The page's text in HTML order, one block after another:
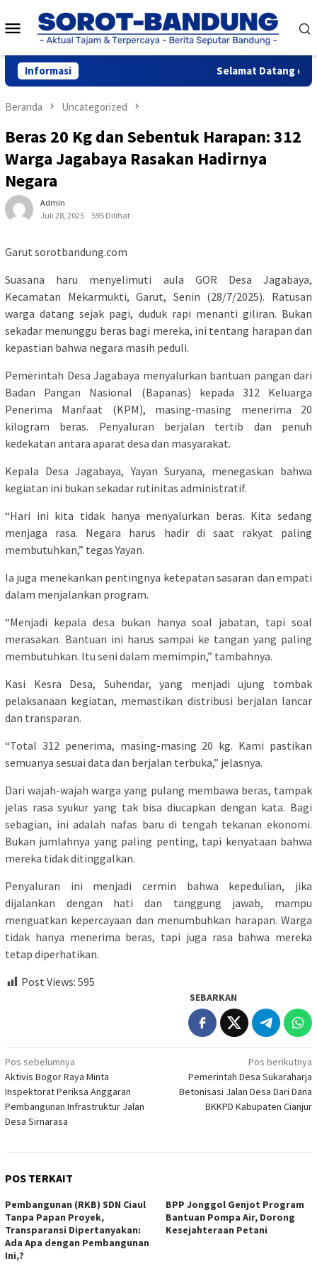
ke
konten
Menu
Mobile
Informasi Selamat Datang di
Beranda Uncategorized
Beras 20 Kg dan Sebentuk Harapan: 312
Warga Jagabaya Rasakan Hadirnya
Negara
Admin
Juli 28, 2025
595 Dilihat
Garut sorotbandung.com
Suasana haru menyelimuti aula GOR Desa Jagabaya,
Kecamatan Mekarmukti, Garut, Senin (28/7/2025). Ratusan
warga datang sejak pagi, duduk rapi menanti giliran. Bukan
sekadar menunggu beras bagi mereka, ini tentang harapan dan
kepastian bahwa negara masih peduli.
Pemerintah Desa Jagabaya menyalurkan bantuan pangan dari
Badan Pangan Nasional (Bapanas) kepada 312 Keluarga
Penerima Manfaat (KPM), masing-masing menerima 20
kilogram beras. Penyaluran berjalan tertib dan penuh
kedekatan antara aparat desa dan masyarakat.
Kepala Desa Jagabaya, Yayan Suryana, menegaskan bahwa
kegiatan ini bukan sekadar rutinitas administratif.
“Hari ini kita tidak hanya menyalurkan beras. Kita sedang
menjaga rasa. Negara harus hadir di saat rakyat paling
membutuhkan,” tegas Yayan.
Ia juga menekankan pentingnya ketepatan sasaran dan empati
dalam menjalankan program.
“Menjadi kepala desa bukan hanya soal jabatan, tapi soal
merasakan. Bantuan ini harus sampai ke tangan yang paling
membutuhkan. Itu seni dalam memimpin,” tambahnya.
Kasi Kesra Desa, Suhendar, yang menjadi ujung tombak
pelaksanaan kegiatan, memastikan distribusi berjalan lancar
dan transparan.
“Total 312 penerima, masing-masing 20 kg. Kami pastikan
semuanya sesuai data dan berjalan terbuka,” jelasnya.
Dari wajah-wajah warga yang pulang membawa beras, tampak
jelas rasa syukur yang tak bisa diucapkan dengan kata. Bagi
sebagian, ini adalah nafas baru di tengah tekanan ekonomi.
Bukan jumlahnya yang paling penting, tapi kenyataan bahwa
mereka tidak ditinggalkan.
Penyaluran ini menjadi cermin bahwa kepedulian, jika
dijalankan dengan hati dan tanggung jawab, mampu
menguatkan kepercayaan dan menumbuhkan harapan. Warga
tidak hanya menerima beras, tapi juga rasa bahwa mereka
tetap diperhatikan.
Post Views: 595
SEBARKAN
Navigasi
pos
Pos sebelumnya
Aktivis Bogor Raya Minta
Inspektorat Periksa Anggaran
Pembangunan Infrastruktur Jalan
Desa Sirnarasa
Pos berikutnya
Pemerintah Desa Sukaraharja
Betonisasi Jalan Desa Dari Dana
BKKPD Kabupaten Cianjur
POS TERKAIT
Pembangunan (RKB) SDN Ciaul
Tanpa Papan Proyek,
Transparansi Dipertanyakan:
Ada Apa dengan Pembangunan
Ini,?
BPP Jonggol Genjot Program
Bantuan Pompa Air, Dorong
Kesejahteraan Petani